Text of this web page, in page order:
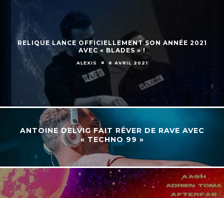
RELIQUE LANCE OFFICIELLEMENT SON ANNÉE 2021
AVEC « BLADES » !
ALEXIS 6 AVRIL 2021
ANTOINE DELVIG FAIT RÊVER DE RAVE AVEC
« TECHNO 99 »